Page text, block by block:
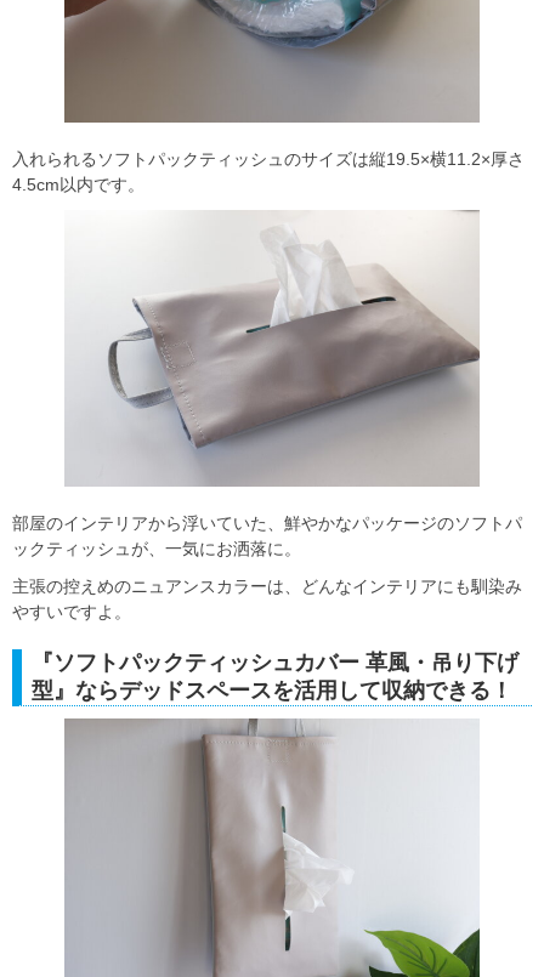
入れられるソフトパックティッシュのサイズは縦19.5×横11.2×厚さ
4.5cm以内です。
部屋のインテリアから浮いていた、鮮やかなパッケージのソフトパ
ックティッシュが、一気にお洒落に。
主張の控えめのニュアンスカラーは、どんなインテリアにも馴染み
やすいですよ。
『ソフトパックティッシュカバー 革風・吊り下げ
型』ならデッドスペースを活用して収納できる！